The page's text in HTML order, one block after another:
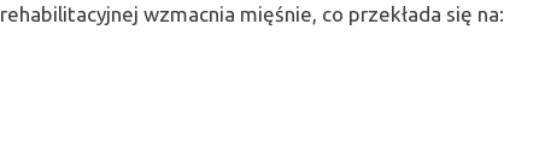
wzmacnia mięśnie, co przekłada się na: